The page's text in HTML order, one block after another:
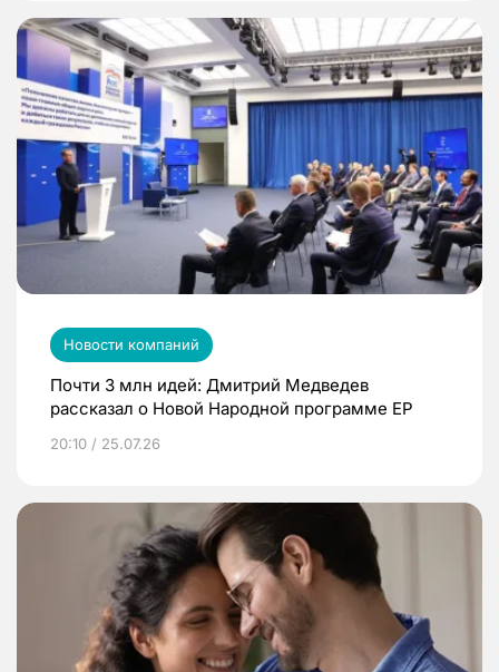
Новости компаний
Почти 3 млн идей: Дмитрий Медведев
рассказал о Новой Народной программе ЕР
20:10 / 25.07.26